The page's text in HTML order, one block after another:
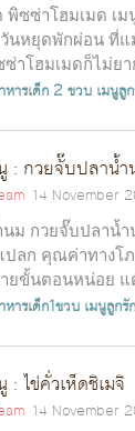
พิซซ่าโฮมเมด เ
นหยุดพักผ่อน ที่แ
าโฮมเมดก็ไม่ย
หารเด็ก 2 ขวบ เมนูลู
: กวยจั๊บปลาน้ำ
14 November
ม กวยจั๊บปลาน้ำ
ลก คุณค่าทางโ
ยขั้นตอนหน่อย แ
หารเด็ก1ขวบ เมนูลูกรัก
ไข่คั่วเห็ดชิเมจิ
14 November